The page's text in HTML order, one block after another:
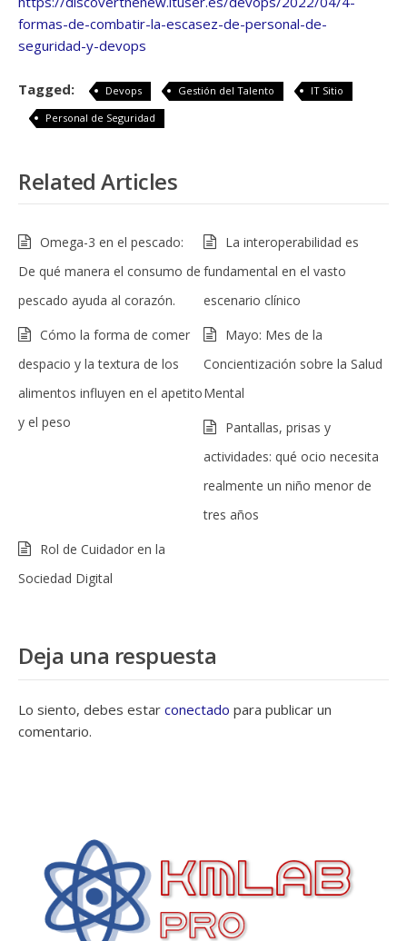
formas-de-combatir-la-escasez-de-personal-de-
seguridad-y-devops
Tagged: Devops Gestión del Talento
IT Sitio
Personal de Seguridad
Related Articles
Omega-3 en el pescado:
De qué manera el consumo de
pescado ayuda al corazón.
La interoperabilidad es
fundamental en el vasto
escenario clínico
Cómo la forma de comer
despacio y la textura de los
alimentos influyen en el apetito
y el peso
Mayo: Mes de la
Concientización sobre la Salud
Mental
Pantallas, prisas y
actividades: qué ocio necesita
realmente un niño menor de
tres años
Rol de Cuidador en la
Sociedad Digital
Deja una respuesta
Lo siento, debes estar conectado para publicar un
comentario.